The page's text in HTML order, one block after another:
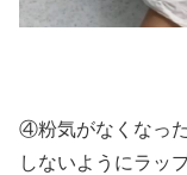
④粉気がなくなっ
しないようにラッ